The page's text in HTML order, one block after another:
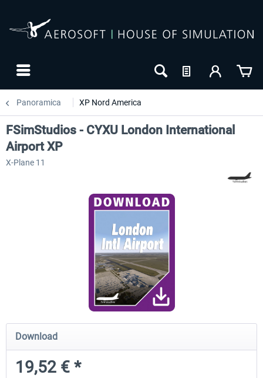
Panoramica XP Nord America
FunnerFlight - KSAN, KNZY & Naval
Base San...
FSimStudios - CYXU London International
Airport XP
X-Plane 11
Download
19,52 € *